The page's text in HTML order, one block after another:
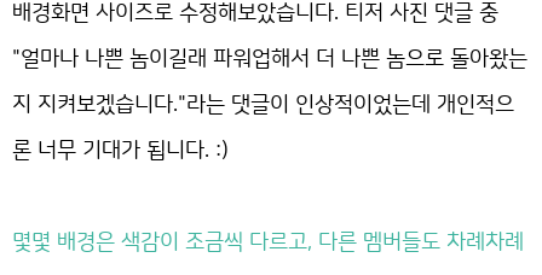
배경화면 사이즈로 수정해보았습니다. 티저 사진 댓글 중
"얼마나 나쁜 놈이길래 파워업해서 더 나쁜 놈으로 돌아왔는
지 지켜보겠습니다."라는 댓글이 인상적이었는데 개인적으
론 너무 기대가 됩니다. :)
몇몇 배경은 색감이 조금씩 다르고, 다른 멤버들도 차례차례